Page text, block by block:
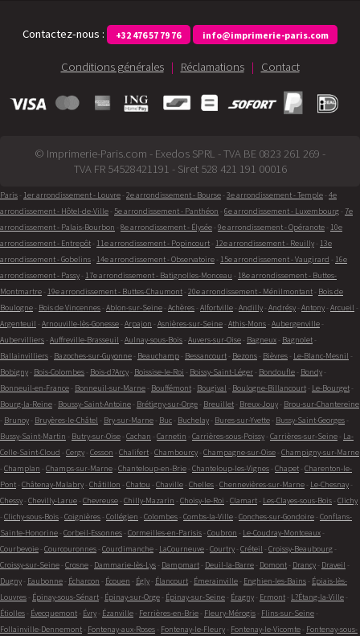
Contactez-nous : +32 476 57 79 76 info@imprimerie-paris.com
Conditions générales | Réclamations | Contact
© Imprimerie-Paris.com - Exedos SPRL - TVA BE 0823 261 269 -
TVA FR 54528421191 - Siret 528 421 191 00016
Paris - 1er arrondissement - Louvre - 2e arrondissement - Bourse - 3e arrondissement - Temple - 4e
arrondissement - Hôtel-de-Ville - 5e arrondissement - Panthéon - 6e arrondissement - Luxembourg - 7e
arrondissement - Palais-Bourbon - 8e arrondissement - Élysée - 9e arrondissement - Opéranote - 10e
arrondissement - Entrepôt - 11e arrondissement - Popincourt - 12e arrondissement - Reuilly - 13e
arrondissement - Gobelins - 14e arrondissement - Observatoire - 15e arrondissement - Vaugirard - 16e
arrondissement - Passy - 17e arrondissement - Batignolles-Monceau - 18e arrondissement - Buttes-
Montmartre - 19e arrondissement - Buttes-Chaumont - 20e arrondissement - Ménilmontant - Bois de
Boulogne - Bois de Vincennes - Ablon-sur-Seine - Achères - Alfortville - Andilly - Andrésy - Antony - Arcueil -
Argenteuil - Arnouville-lès-Gonesse - Arpajon - Asnières-sur-Seine - Athis-Mons - Aubergenville -
Aubervilliers - Auffreville-Brasseuil - Aulnay-sous-Bois - Auvers-sur-Oise - Bagneux - Bagnolet -
Ballainvilliers - Bazoches-sur-Guyonne - Beauchamp - Bessancourt - Bezons - Bièvres - Le-Blanc-Mesnil -
Bobigny - Bois-Colombes - Bois-d?Arcy - Boissise-le-Roi - Boissy-Saint-Léger - Bondoufle - Bondy -
Bonneuil-en-France - Bonneuil-sur-Marne - Bouffémont - Bougival - Boulogne-Billancourt - Le-Bourget -
Bourg-la-Reine - Boussy-Saint-Antoine - Brétigny-sur-Orge - Breuillet - Breux-Jouy - Brou-sur-Chantereine
- Brunoy - Bruyères-le-Châtel - Bry-sur-Marne - Buc - Buchelay - Bures-sur-Yvette - Bussy-Saint-Georges -
Bussy-Saint-Martin - Butry-sur-Oise - Cachan - Carnetin - Carrières-sous-Poissy - Carrières-sur-Seine - La-
Celle-Saint-Cloud - Cergy - Cesson - Chalifert - Chambourcy - Champagne-sur-Oise - Champigny-sur-Marne
- Champlan - Champs-sur-Marne - Chanteloup-en-Brie - Chanteloup-les-Vignes - Chapet - Charenton-le-
Pont - Châtenay-Malabry - Châtillon - Chatou - Chaville - Chelles - Chennevières-sur-Marne - Le-Chesnay -
Chessy - Chevilly-Larue - Chevreuse - Chilly-Mazarin - Choisy-le-Roi - Clamart - Les-Clayes-sous-Bois - Clichy
- Clichy-sous-Bois - Coignières - Collégien - Colombes - Combs-la-Ville - Conches-sur-Gondoire - Conflans-
Sainte-Honorine - Corbeil-Essonnes - Cormeilles-en-Parisis - Coubron - Le-Coudray-Montceaux -
Courbevoie - Courcouronnes - Courdimanche - LaCourneuve - Courtry - Créteil - Croissy-Beaubourg -
Croissy-sur-Seine - Crosne - Dammarie-lès-Lys - Dampmart - Deuil-la-Barre - Domont - Drancy - Draveil -
Dugny - Eaubonne - Écharcon - Écouen - Égly - Élancourt - Émerainville - Enghien-les-Bains - Épiais-lès-
Louvres - Épinay-sous-Sénart - Épinay-sur-Orge - Épinay-sur-Seine - Éragny - Ermont - L?Étang-la-Ville -
Étiolles - Évecquemont - Évry - Ézanville - Ferrières-en-Brie - Fleury-Mérogis - Flins-sur-Seine -
Follainville-Dennemont - Fontenay-aux-Roses - Fontenay-le-Fleury - Fontenay-le-Vicomte - Fontenay-sous-